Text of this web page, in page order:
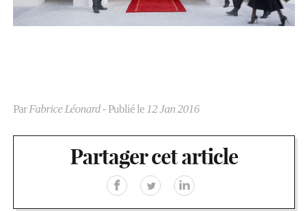
ParFabrice Léonard- Publié le 12 Jan 2016
Partager cet article